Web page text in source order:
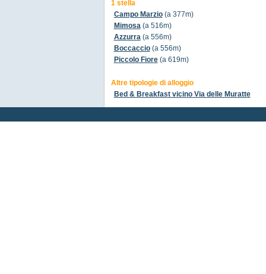
1 stella
Campo Marzio(a 377m)
Mimosa(a 516m)
Azzurra(a 556m)
Boccaccio(a 556m)
Piccolo Fiore(a 619m)
Altre tipologie di alloggio
Bed & Breakfast vicino Via delle Muratte